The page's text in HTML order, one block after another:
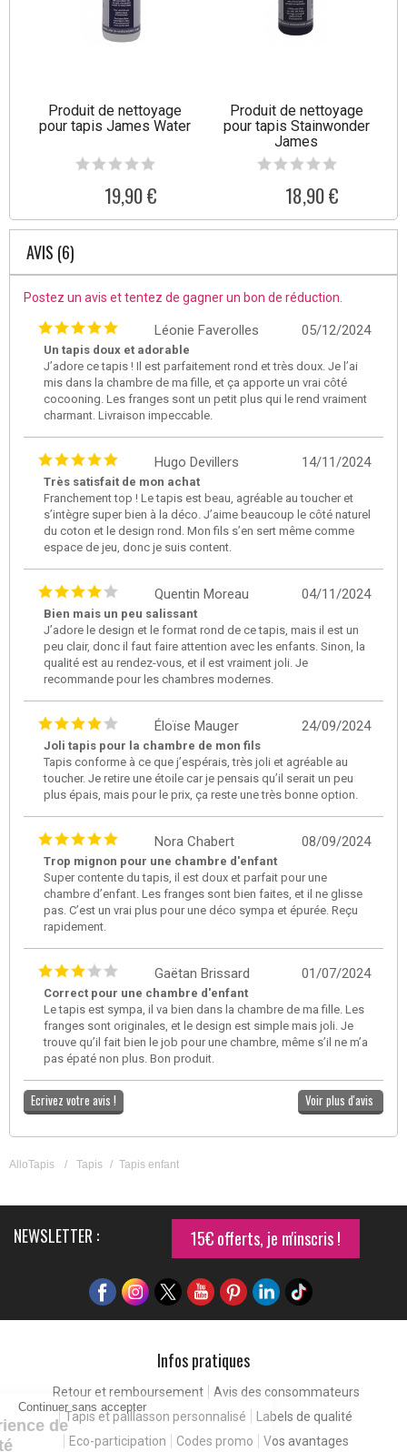
Continuer sans accepter
Pour une expérience de
meilleure qualité
Produit de nettoyage
pour tapis James Water
19,90 €
Produit de nettoyage
pour tapis Stainwonder
James
18,90 €
AVIS (6)
Postez un avis et tentez de gagner un bon de réduction.
05/12/2024
Léonie Faverolles
Un tapis doux et adorable
J’adore ce tapis ! Il est parfaitement rond et très doux. Je l’ai
mis dans la chambre de ma fille, et ça apporte un vrai côté
cocooning. Les franges sont un petit plus qui le rend vraiment
charmant. Livraison impeccable.
14/11/2024
Hugo Devillers
Très satisfait de mon achat
Franchement top ! Le tapis est beau, agréable au toucher et
s’intègre super bien à la déco. J’aime beaucoup le côté naturel
du coton et le design rond. Mon fils s’en sert même comme
espace de jeu, donc je suis content.
04/11/2024
Quentin Moreau
Bien mais un peu salissant
J’adore le design et le format rond de ce tapis, mais il est un
peu clair, donc il faut faire attention avec les enfants. Sinon, la
qualité est au rendez-vous, et il est vraiment joli. Je
recommande pour les chambres modernes.
24/09/2024
Éloïse Mauger
Joli tapis pour la chambre de mon fils
Tapis conforme à ce que j’espérais, très joli et agréable au
toucher. Je retire une étoile car je pensais qu’il serait un peu
plus épais, mais pour le prix, ça reste une très bonne option.
08/09/2024
Nora Chabert
Trop mignon pour une chambre d'enfant
Super contente du tapis, il est doux et parfait pour une
chambre d’enfant. Les franges sont bien faites, et il ne glisse
pas. C’est un vrai plus pour une déco sympa et épurée. Reçu
rapidement.
01/07/2024
Gaëtan Brissard
Correct pour une chambre d'enfant
Le tapis est sympa, il va bien dans la chambre de ma fille. Les
franges sont originales, et le design est simple mais joli. Je
trouve qu’il fait bien le job pour une chambre, même s’il ne m’a
pas épaté non plus. Bon produit.
Ecrivez votre avis ! Voir plus d'avis
AlloTapis / Tapis / Tapis enfant
NEWSLETTER : 15€ offerts, je m'inscris !
Infos pratiques
Retour et remboursement
Avis des consommateurs
Tapis et paillasson personnalisé
Labels de qualité
Eco-participation
Codes promo Vos avantages